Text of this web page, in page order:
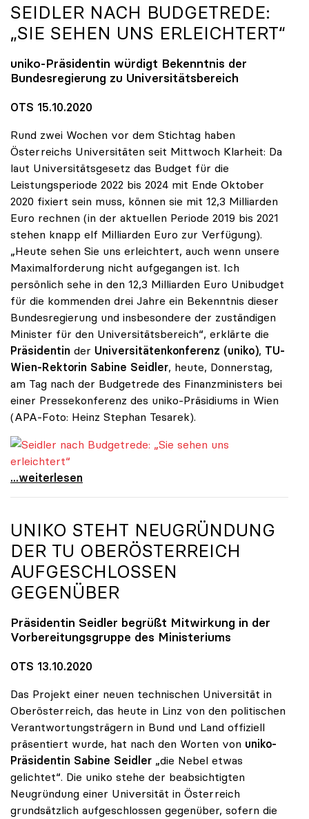
SEIDLER NACH BUDGETREDE:
„SIE SEHEN UNS ERLEICHTERT“
uniko-Präsidentin würdigt Bekenntnis der
Bundesregierung zu Universitätsbereich
OTS 15.10.2020
Rund zwei Wochen vor dem Stichtag haben
Österreichs Universitäten seit Mittwoch Klarheit: Da
laut Universitätsgesetz das Budget für die
Leistungsperiode 2022 bis 2024 mit Ende Oktober
2020 fixiert sein muss, können sie mit 12,3 Milliarden
Euro rechnen (in der aktuellen Periode 2019 bis 2021
stehen knapp elf Milliarden Euro zur Verfügung).
„Heute sehen Sie uns erleichtert, auch wenn unsere
Maximalforderung nicht aufgegangen ist. Ich
persönlich sehe in den 12,3 Milliarden Euro Unibudget
für die kommenden drei Jahre ein Bekenntnis dieser
Bundesregierung und insbesondere der zuständigen
Minister für den Universitätsbereich“, erklärte die
Präsidentin der Universitätenkonferenz (uniko), TU-
Wien-Rektorin Sabine Seidler, heute, Donnerstag,
am Tag nach der Budgetrede des Finanzministers bei
einer Pressekonferenz des uniko-Präsidiums in Wien
(APA-Foto: Heinz Stephan Tesarek).
Seidler nach Budgetrede: „Sie sehen uns erleichtert“
Seidler nach Budgetrede: „Sie sehen uns
...weiterlesen
UNIKO STEHT NEUGRÜNDUNG
DER TU OBERÖSTERREICH
AUFGESCHLOSSEN
GEGENÜBER
Präsidentin Seidler begrüßt Mitwirkung in der
Vorbereitungsgruppe des Ministeriums
OTS 13.10.2020
Das Projekt einer neuen technischen Universität in
Oberösterreich, das heute in Linz von den politischen
Verantwortungsträgern in Bund und Land offiziell
präsentiert wurde, hat nach den Worten von uniko-
Präsidentin Sabine Seidler „die Nebel etwas
gelichtet“. Die uniko stehe der beabsichtigten
Neugründung einer Universität in Österreich
grundsätzlich aufgeschlossen gegenüber, sofern die